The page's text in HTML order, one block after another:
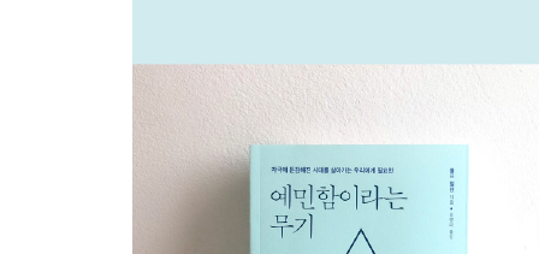
5장 예민한 사람으로 살아가는 법
고도 민감성에 대한 오해
세상과의 연결 고리를 이해하기
잘못된 연결 고리 풀기
마치며: 자기 발전을 위한 지속적인 원동력